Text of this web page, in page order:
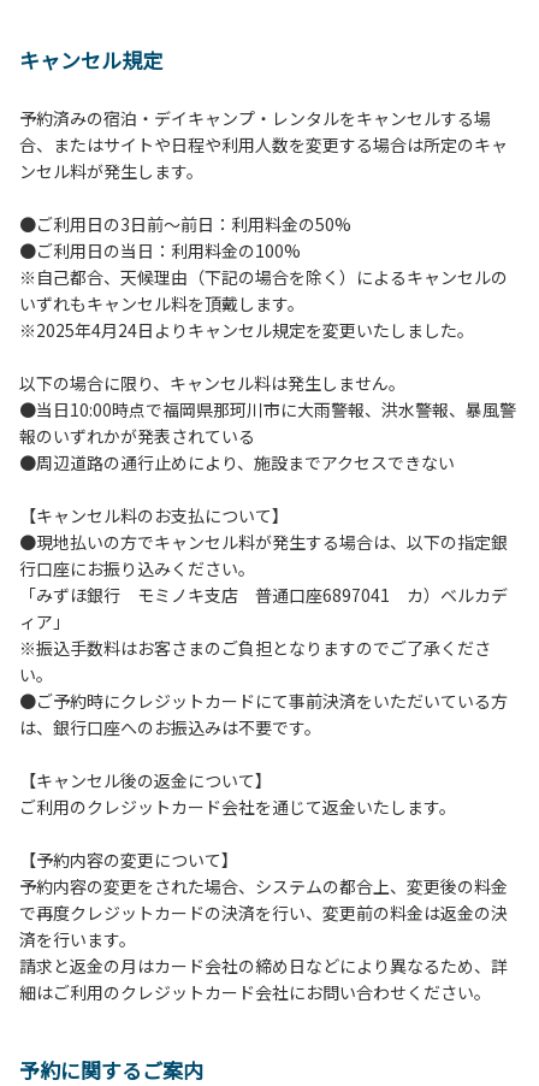
【当ベースキャンプ利用に際してのご案内ならびに注意事
１．貴重品の管理は各自で行ってください。
２．利用におけるルールを遵守いただき、ご自身で事故の防
止に努めてください。
い。
４．当ベースキャンプ内を車で移動する場合は徐行運転（5
ｋｍ/ｈ以下）を行なってください。
５．駐車車輌のダッシュボードに受付時お渡しする駐車プレ
ートを掲示してください。
てください。
７．BBQ及び焚火台の灰につきましては鎮火を確認した上で
指定の回収場所へ廃棄してください。
８．ペットの糞は燃えるごみとして処理してください。
序、善良の風俗に反する恐れのある場合には、ご利用をお断
りいたします。
１０．不可抗力以外の事由により建造物、家具、備品、その
他の物品を損傷、紛失、汚染させた場合には、相当額を弁償
していただくことがあります。
１１．当ベースキャンプ内（駐車場を含む）での事故や盗難
などにつきましては、一切の責任を負いかねます。
１２．車中で宿泊される場合は、必ずエンジンを停止してく
ださい。
１４．21時～翌朝６時の間キャンプ場内での車輌の移動はご
遠慮ください。
【当ベースキャンプでの禁止事項】
１．花火（手持ちや打ち上げなど全て）。
２．地面への直火による焚き火、BBQ、キャンプファイヤ
ー。
３．ボールなどを使った野球、キャッチボール・サッカーな
周辺の広場で行ってください。
キャンセル規定
予約済みの宿泊・デイキャンプ・レンタルをキャンセルする場
合、またはサイトや日程や利用人数を変更する場合は所定のキャ
ンセル料が発生します。
●ご利用日の3日前～前日：利用料金の50%
●ご利用日の当日：利用料金の100%
※自己都合、天候理由（下記の場合を除く）によるキャンセルの
いずれもキャンセル料を頂戴します。
※2025年4月24日よりキャンセル規定を変更いたしました。
以下の場合に限り、キャンセル料は発生しません。
●当日10:00時点で福岡県那珂川市に大雨警報、洪水警報、暴風警
報のいずれかが発表されている
●周辺道路の通行止めにより、施設までアクセスできない
【キャンセル料のお支払について】
●現地払いの方でキャンセル料が発生する場合は、以下の指定銀
行口座にお振り込みください。
「みずほ銀行 モミノキ支店 普通口座6897041 カ）ベルカデ
ィア」
※振込手数料はお客さまのご負担となりますのでご了承くださ
い。
●ご予約時にクレジットカードにて事前決済をいただいている方
は、銀行口座へのお振込みは不要です。
【キャンセル後の返金について】
ご利用のクレジットカード会社を通じて返金いたします。
【予約内容の変更について】
予約内容の変更をされた場合、システムの都合上、変更後の料金
で再度クレジットカードの決済を行い、変更前の料金は返金の決
済を行います。
請求と返金の月はカード会社の締め日などにより異なるため、詳
細はご利用のクレジットカード会社にお問い合わせください。
予約に関するご案内